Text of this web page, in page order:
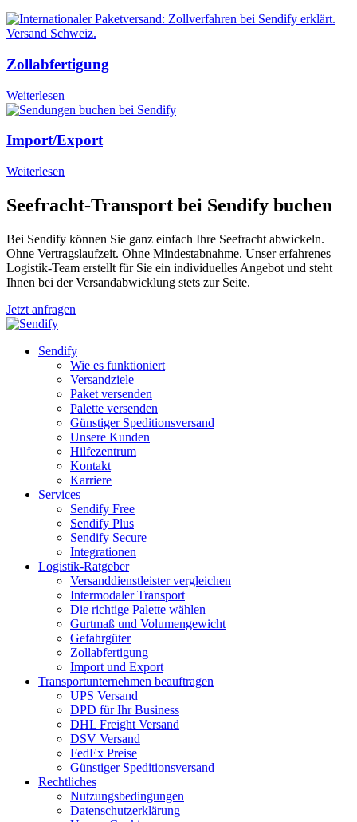
Zollabfertigung
Weiterlesen
Import/Export
Weiterlesen
Seefracht-Transport bei Sendify buchen
Bei Sendify können Sie ganz einfach Ihre Seefracht abwickeln.
Ohne Vertragslaufzeit. Ohne Mindestabnahme. Unser erfahrenes
Logistik-Team erstellt für Sie ein individuelles Angebot und steht
Ihnen bei der Versandabwicklung stets zur Seite.
Jetzt anfragen
Sendify
Wie es funktioniert
Versandziele
Paket versenden
Palette versenden
Günstiger Speditionsversand
Unsere Kunden
Hilfezentrum
Kontakt
Karriere
Services
Sendify Free
Sendify Plus
Sendify Secure
Integrationen
Logistik-Ratgeber
Versanddienstleister vergleichen
Intermodaler Transport
Die richtige Palette wählen
Gurtmaß und Volumengewicht
Gefahrgüter
Zollabfertigung
Import und Export
Transportunternehmen beauftragen
UPS Versand
DPD für Ihr Business
DHL Freight Versand
DSV Versand
FedEx Preise
Günstiger Speditionsversand
Rechtliches
Nutzungsbedingungen
Datenschutzerklärung